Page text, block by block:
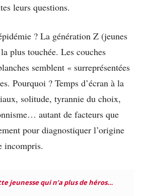
leurs questions.
? La génération Z (jeunes
plus touchée. Les couches
semblent « surreprésentées
Pourquoi ? Temps d’écran à la
solitude, tyrannie du choix,
autant de facteurs que
pour diagnostiquer l’origine
incompris.
jeunesse qui n’a plus de héros…